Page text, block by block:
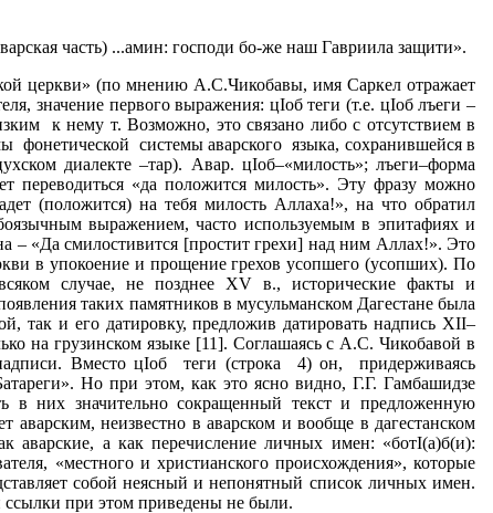
часть) ...амин: господи бо-же наш Гавриила защити».
церкви» (по мнению А.С.Чикобавы, имя Саркел отражает
значение первого выражения: цIоб теги (т.е. цIоб лъеги –
к нему т. Возможно, это связано либо с отсутствием в
фонетической системы аварского языка, сохранившейся в
диалекте –тар). Авар. цIоб–«милость»; лъеги–форма
переводиться «да положится милость». Эту фразу можно
(положится) на тебя милость Аллаха!», на что обратил
выражением, часто используемым в эпитафиях и
– «Да смилостивится [простит грехи] над ним Аллах!». Это
в упокоение и прощение грехов усопшего (усопших). По
случае, не позднее XV в., исторические факты и
таких памятников в мусульманском Дагестане была
так и его датировку, предложив датировать надпись ХII–
на грузинском языке [11]. Соглашаясь с А.С. Чикобавой в
Вместо цIоб теги (строка 4) он, придерживаясь
Но при этом, как это ясно видно, Г.Г. Гамбашидзе
в них значительно сокращенный текст и предложенную
аварским, неизвестно в аварском и вообще в дагестанском
аварские, а как перечисление личных имен: «ботI(а)б(и):
«местного и христианского происхождения», которые
собой неясный и непонятный список личных имен.
ссылки при этом приведены не были.